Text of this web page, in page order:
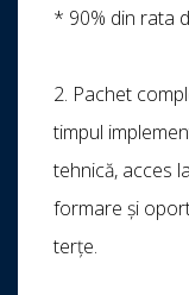
* 90% din rata
2. Pachet
timpul
tehnică, acces
formare și
terțe.